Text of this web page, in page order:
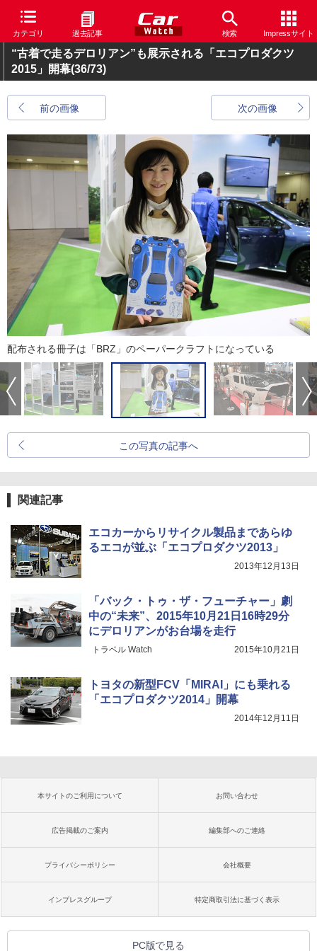
カテゴリ 過去記事 検索 Impressサイト
“古着で走るデロリアン”も展示される「エコプロダクツ
2015」開幕(36/73)
前の画像 次の画像
配布される冊子は「BRZ」のペーパークラフトになっている
この写真の記事へ
関連記事
エコカーからリサイクル製品まであらゆ
るエコが並ぶ「エコプロダクツ2013」
2013年12月13日
「バック・トゥ・ザ・フューチャー」劇
中の“未来”、2015年10月21日16時29分
にデロリアンがお台場を走行
トラベル Watch 2015年10月21日
トヨタの新型FCV「MIRAI」にも乗れる
「エコプロダクツ2014」開幕
2014年12月11日
本サイトのご利用について お問い合わせ
広告掲載のご案内 編集部へのご連絡
プライバシーポリシー 会社概要
インプレスグループ 特定商取引法に基づく表示
PC版で見る